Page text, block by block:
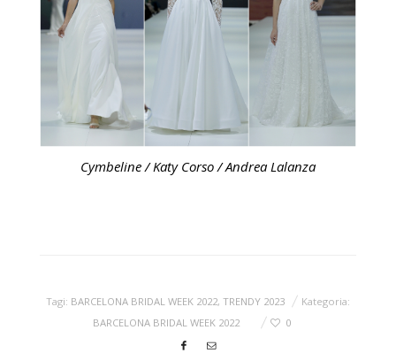
Cymbeline / Katy Corso / Andrea Lalanza
Tagi: BARCELONA BRIDAL WEEK 2022, TRENDY 2023
Kategoria:
BARCELONA BRIDAL WEEK 2022
0